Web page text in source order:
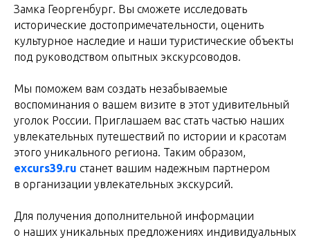
Замка Георгенбург. Вы сможете исследовать
исторические достопримечательности, оценить
культурное наследие и наши туристические объекты
под руководством опытных экскурсоводов.
Мы поможем вам создать незабываемые
воспоминания о вашем визите в этот удивительный
уголок России. Приглашаем вас стать частью наших
увлекательных путешествий по истории и красотам
этого уникального региона. Таким образом,
excurs39.ru станет вашим надежным партнером
в организации увлекательных экскурсий.
Для получения дополнительной информации
о наших уникальных предложениях индивидуальных